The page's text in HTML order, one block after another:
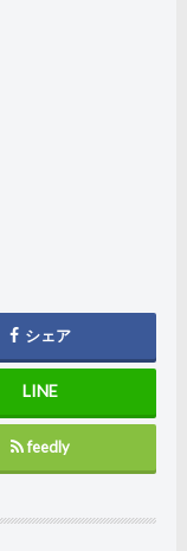
シェア
feedly